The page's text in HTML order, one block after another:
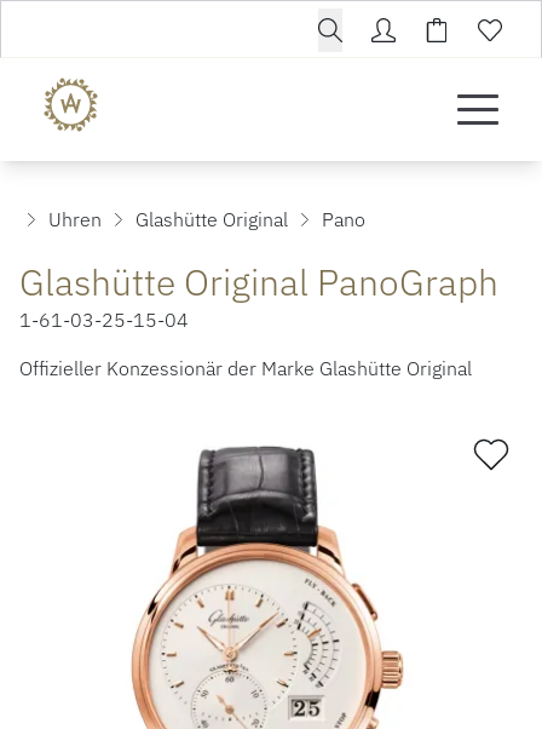
Uhren Glashütte Original Pano
Glashütte Original PanoGraph
1-61-03-25-15-04
Offizieller Konzessionär der Marke Glashütte Original